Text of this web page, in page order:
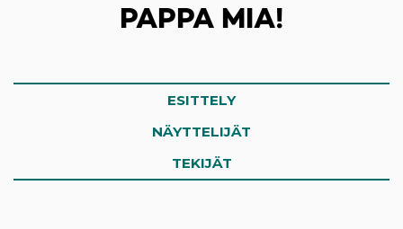
PAPPA MIA!
ESITTELY
NÄYTTELIJÄT
TEKIJÄT